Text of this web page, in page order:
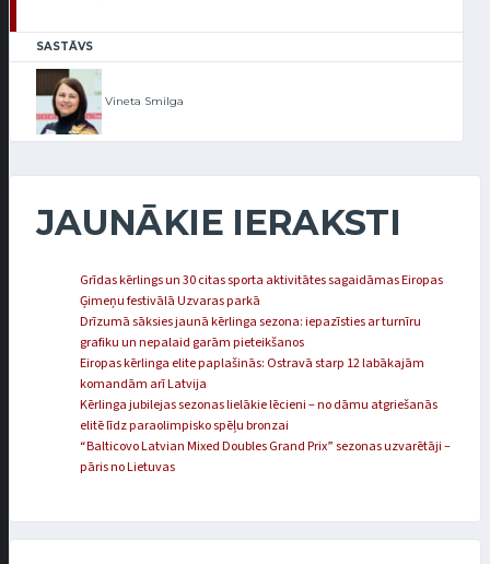
SASTĀVS
Vineta Smilga
JAUNĀKIE IERAKSTI
Grīdas kērlings un 30 citas sporta aktivitātes sagaidāmas Eiropas
Ģimeņu festivālā Uzvaras parkā
Drīzumā sāksies jaunā kērlinga sezona: iepazīsties ar turnīru
grafiku un nepalaid garām pieteikšanos
Eiropas kērlinga elite paplašinās: Ostravā starp 12 labākajām
komandām arī Latvija
Kērlinga jubilejas sezonas lielākie lēcieni – no dāmu atgriešanās
elitē līdz paraolimpisko spēļu bronzai
“Balticovo Latvian Mixed Doubles Grand Prix” sezonas uzvarētāji –
pāris no Lietuvas